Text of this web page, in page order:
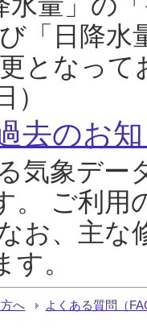
「日降
となっ
）
去のお
気象デー
。 ご利用
お、主な
。
へ よくある質問（